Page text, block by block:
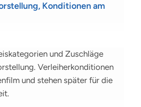
Konditionen am
und Zuschläge
Verleiherkonditionen
und stehen später für die